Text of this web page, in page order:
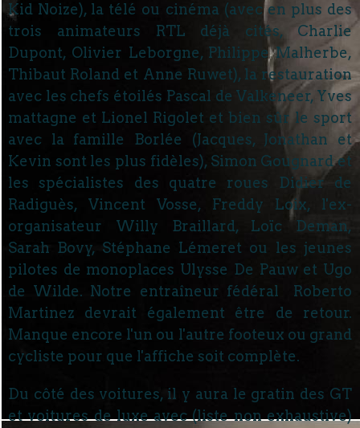
Kid Noize), la télé ou cinéma (avec en plus des
trois animateurs RTL déjà cités, Charlie
Dupont, Olivier Leborgne, Philippe Malherbe,
Thibaut Roland et Anne Ruwet), la restauration
avec les chefs étoilés Pascal de Valkeneer, Yves
mattagne et Lionel Rigolet et bien sûr le sport
avec la famille Borlée (Jacques, Jonathan et
Kevin sont les plus fidèles), Simon Gougnard et
les spécialistes des quatre roues Didier de
Radiguès, Vincent Vosse, Freddy Loix, l'ex-
organisateur Willy Braillard, Loïc Deman,
Sarah Bovy, Stéphane Lémeret ou les jeunes
pilotes de monoplaces Ulysse De Pauw et Ugo
de Wilde. Notre entraîneur fédéral Roberto
Martinez devrait également être de retour.
Manque encore l'un ou l'autre footeux ou grand
cycliste pour que l'affiche soit complète.
Du côté des voitures, il y aura le gratin des GT
et voitures de luxe avec (liste non exhaustive)